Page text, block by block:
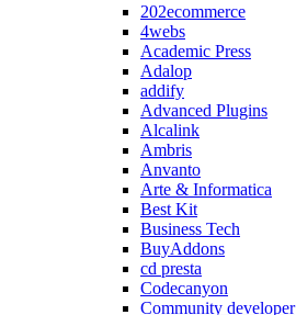
202ecommerce
4webs
Academic Press
Adalop
addify
Advanced Plugins
Alcalink
Ambris
Anvanto
Arte & Informatica
Best Kit
Business Tech
BuyAddons
cd presta
Codecanyon
Community developer